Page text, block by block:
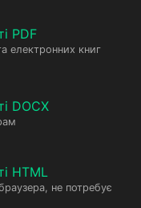
PDF
електронних книг
DOCX
HTML
не потребує